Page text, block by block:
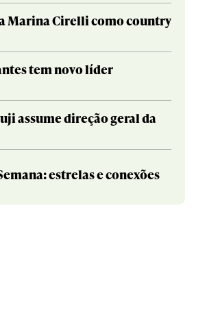
Marina Cirelli como country
tem novo líder
assume direção geral da
estrelas e conexões